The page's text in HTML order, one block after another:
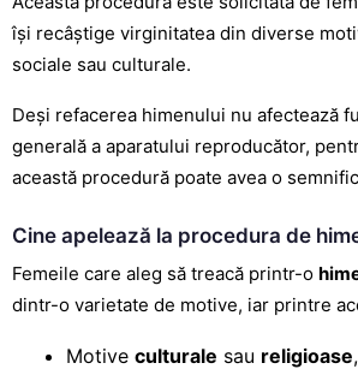
își recâștige virginitatea din diverse
sociale sau culturale.
Deși refacerea himenului nu afectează
generală a aparatului reproducător,
această procedură poate avea o
Cine apelează la procedura de
Femeile care aleg să treacă printr-o
dintr-o varietate de motive, iar printre
Motive culturale sau religioase